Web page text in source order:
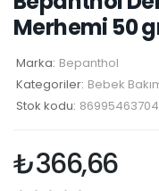
Merhemi 50
Marka: Bepanthol
Kategoriler: Bebek
Stok kodu:
₺366,66